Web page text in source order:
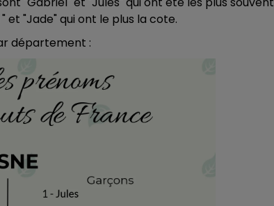
et "Jade" qui ont le plus la cote.
département :